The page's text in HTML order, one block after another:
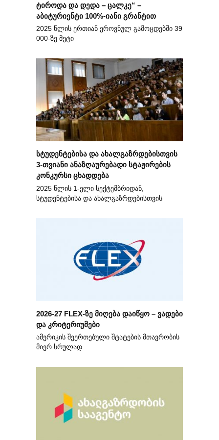
ტიროდა და დედა – ცალკე“ –
აბიტურიენტი 100%-იანი გრანტით
2025 წლის ერთიან ეროვნულ გამოცდებში 39
000-ზე მეტი
სტუდენტებისა და ახალგაზრდებისთვის
3-თვიანი ანაზღაურებადი სტაჟირების
კონკურსი ცხადდება
2025 წლის 1-ელი სექტემბრიდან,
სტუდენტებისა და ახალგაზრდებისთვის
2026-27 FLEX-ზე მიღება დაიწყო – ვადები
და კრიტერიუმები
ამერიკის შეერთებული შტატების მთავრობის
მიერ სრულად